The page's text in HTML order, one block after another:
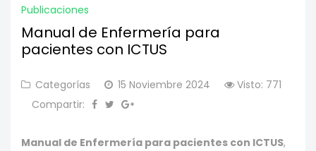
Publicaciones
Manual de Enfermería para
pacientes con ICTUS
Categorías 15 Noviembre 2024
Visto: 771
Compartir:
Manual de Enfermería para pacientes con ICTUS,